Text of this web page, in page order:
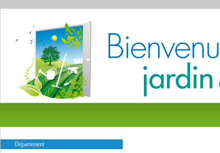
Département